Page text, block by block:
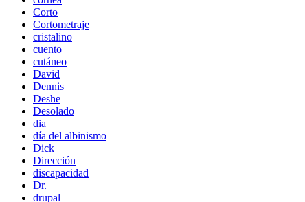
Corto
Cortometraje
cristalino
cuento
cutáneo
David
Dennis
Deshe
Desolado
dia
día del albinismo
Dick
Dirección
discapacidad
Dr.
drupal